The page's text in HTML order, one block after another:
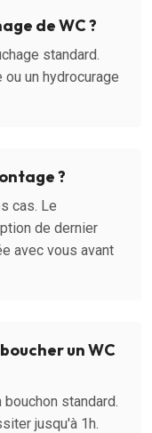
de WC ?
standard.
un hydrocurage
?
cas. Le
de dernier
avec vous avant
un WC
standard.
jusqu'à 1h.